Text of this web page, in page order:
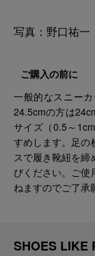
写真：野口祐一
ご購入の前に
一般的なスニー
24.5cmの方は
サイズ（0.5～
すめします。足の
スで履き靴紐を締
びください。ご
ねますのでご了承
SHOES LIKE